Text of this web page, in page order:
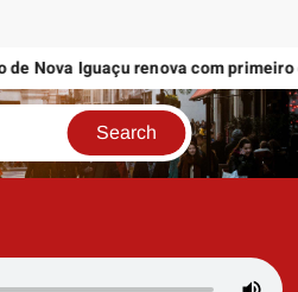
Iguaçu renova com primeiro